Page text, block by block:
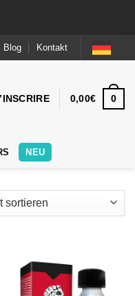
Blog Kontakt
0,00€ 0
NEU